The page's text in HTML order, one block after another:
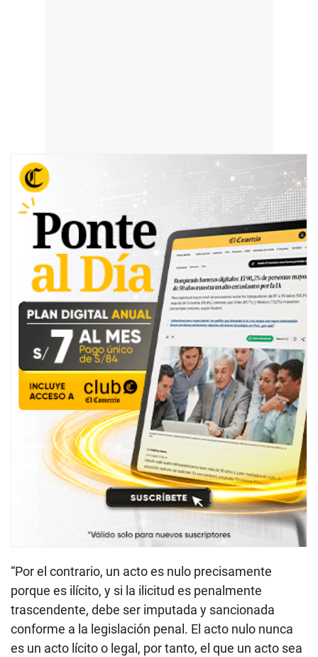
“Por el contrario, un acto es nulo precisamente
porque es ilícito, y si la ilicitud es penalmente
trascendente, debe ser imputada y sancionada
conforme a la legislación penal. El acto nulo nunca
es un acto lícito o legal, por tanto, el que un acto sea